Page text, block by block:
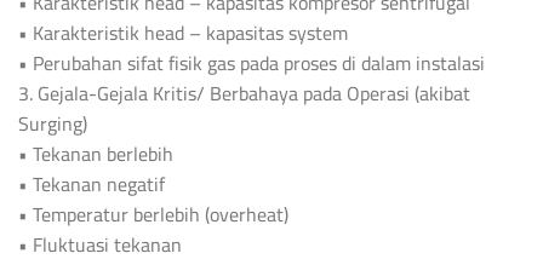
• Karakteristik head – kapasitas system
• Perubahan sifat fisik gas pada proses di dalam instalasi
3. Gejala-Gejala Kritis/ Berbahaya pada Operasi (akibat
Surging)
• Tekanan berlebih
• Tekanan negatif
• Temperatur berlebih (overheat)
• Fluktuasi tekanan